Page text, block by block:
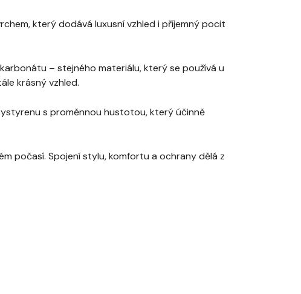
který dodává luxusní vzhled i příjemný pocit
– stejného materiálu, který se používá u
krásný vzhled.
s proměnnou hustotou, který účinně
počasí. Spojení stylu, komfortu a ochrany dělá z